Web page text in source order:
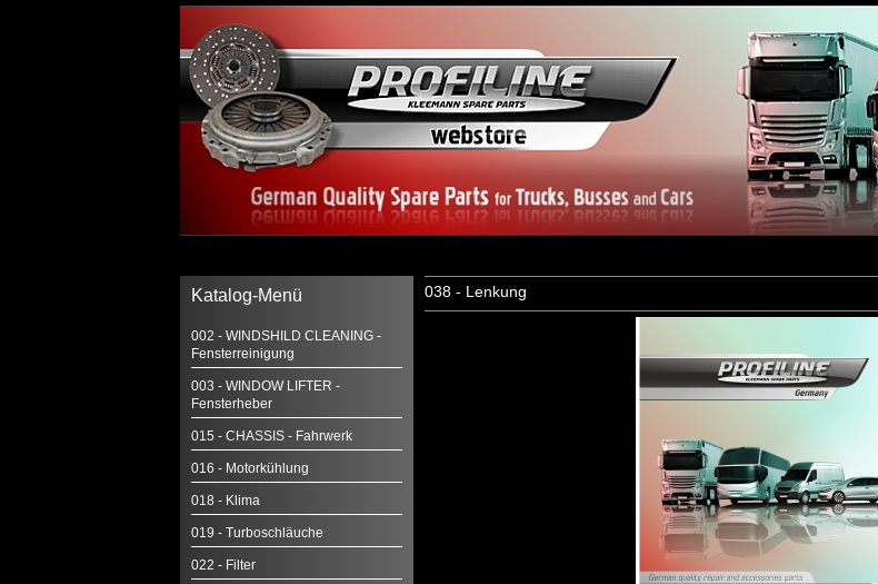
Katalog-Menü
002 - WINDSHILD CLEANING -
Fensterreinigung
003 - WINDOW LIFTER -
Fensterheber
015 - CHASSIS - Fahrwerk
016 - Motorkühlung
018 - Klima
019 - Turboschläuche
022 - Filter
038 - Lenkung